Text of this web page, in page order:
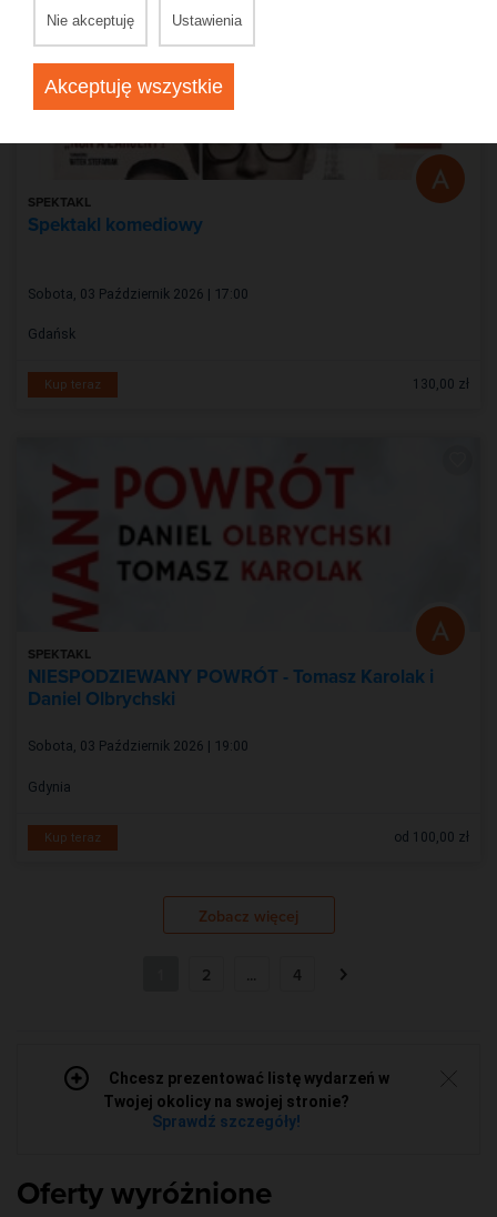
SPEKTAKL
Spektakl komediowy
Sobota, 03 Październik 2026 | 17:00
Gdańsk
Kup teraz 130,00 zł
SPEKTAKL
NIESPODZIEWANY POWRÓT - Tomasz Karolak i
Daniel Olbrychski
Sobota, 03 Październik 2026 | 19:00
Gdynia
Kup teraz od 100,00 zł
Zobacz więcej
2 ... 4
Chcesz prezentować listę wydarzeń w
Twojej okolicy na swojej stronie?
Sprawdź szczegóły!
Oferty wyróżnione
Nie akceptuję Ustawienia
Akceptuję wszystkie